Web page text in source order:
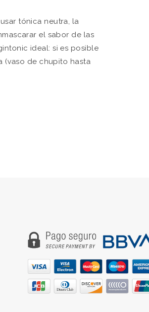
tónica neutra, la
el sabor de las
ideal: si es posible
(vaso de chupito hasta